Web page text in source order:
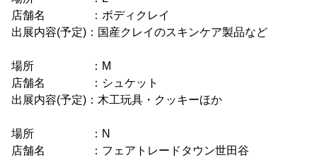
店舗名 ：ボディクレイ
出展内容(予定)：国産クレイのスキンケア製品など
場所 ：M
店舗名 ：シュケット
出展内容(予定)：木工玩具・クッキーほか
場所 ：N
店舗名 ：フェアトレードタウン世田谷